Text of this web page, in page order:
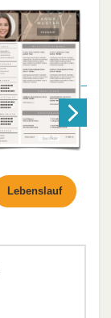
Lebenslauf